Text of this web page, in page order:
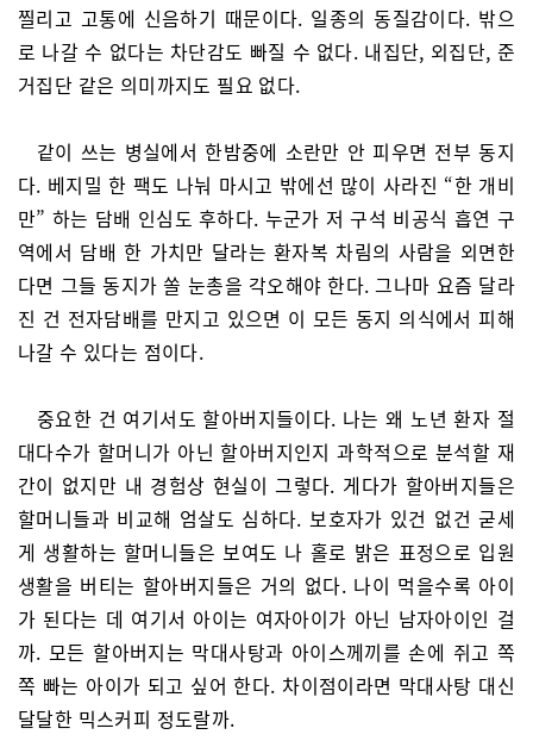
찔리고 고통에 신음하기 때문이다. 일종의 동질감이다. 밖으
로 나갈 수 없다는 차단감도 빠질 수 없다. 내집단, 외집단, 준
거집단 같은 의미까지도 필요 없다.
같이 쓰는 병실에서 한밤중에 소란만 안 피우면 전부 동지
다. 베지밀 한 팩도 나눠 마시고 밖에선 많이 사라진 “한 개비
만” 하는 담배 인심도 후하다. 누군가 저 구석 비공식 흡연 구
역에서 담배 한 가치만 달라는 환자복 차림의 사람을 외면한
다면 그들 동지가 쏠 눈총을 각오해야 한다. 그나마 요즘 달라
진 건 전자담배를 만지고 있으면 이 모든 동지 의식에서 피해
나갈 수 있다는 점이다.
중요한 건 여기서도 할아버지들이다. 나는 왜 노년 환자 절
대다수가 할머니가 아닌 할아버지인지 과학적으로 분석할 재
간이 없지만 내 경험상 현실이 그렇다. 게다가 할아버지들은
할머니들과 비교해 엄살도 심하다. 보호자가 있건 없건 굳세
게 생활하는 할머니들은 보여도 나 홀로 밝은 표정으로 입원
생활을 버티는 할아버지들은 거의 없다. 나이 먹을수록 아이
가 된다는 데 여기서 아이는 여자아이가 아닌 남자아이인 걸
까. 모든 할아버지는 막대사탕과 아이스께끼를 손에 쥐고 쪽
쪽 빠는 아이가 되고 싶어 한다. 차이점이라면 막대사탕 대신
달달한 믹스커피 정도랄까.